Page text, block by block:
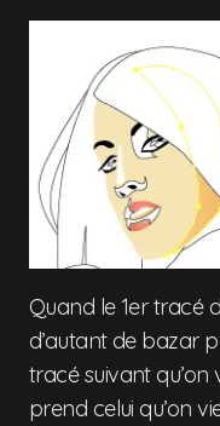
Quand le 1er tracé
d’autant de bazar
tracé suivant
prend celui qu’on